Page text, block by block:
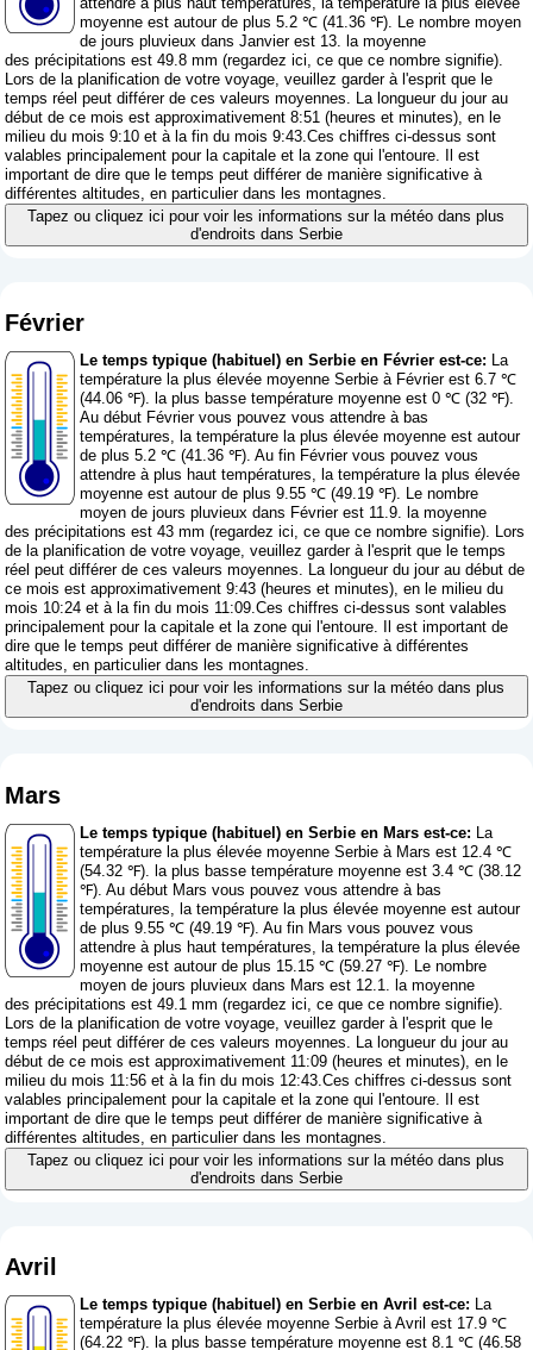
moyenne est autour de plus 5.2 ℃ (41.36 ℉). Le nombre moyen
de jours pluvieux dans Janvier est 13. la moyenne
des précipitations est 49.8 mm (regardez ici, ce que ce nombre signifie).
Lors de la planification de votre voyage, veuillez garder à l'esprit que le
temps réel peut différer de ces valeurs moyennes. La longueur du jour au
début de ce mois est approximativement 8:51 (heures et minutes), en le
milieu du mois 9:10 et à la fin du mois 9:43.Ces chiffres ci-dessus sont
valables principalement pour la capitale et la zone qui l'entoure. Il est
important de dire que le temps peut différer de manière significative à
différentes altitudes, en particulier dans les montagnes.
Tapez ou cliquez ici pour voir les informations sur la météo dans plus
d'endroits dans Serbie
Février
Le temps typique (habituel) en Serbie en Février est-ce: La
température la plus élevée moyenne Serbie à Février est 6.7 ℃
(44.06 ℉). la plus basse température moyenne est 0 ℃ (32 ℉).
Au début Février vous pouvez vous attendre à bas
températures, la température la plus élevée moyenne est autour
de plus 5.2 ℃ (41.36 ℉). Au fin Février vous pouvez vous
attendre à plus haut températures, la température la plus élevée
moyenne est autour de plus 9.55 ℃ (49.19 ℉). Le nombre
moyen de jours pluvieux dans Février est 11.9. la moyenne
des précipitations est 43 mm (regardez ici, ce que ce nombre signifie). Lors
de la planification de votre voyage, veuillez garder à l'esprit que le temps
réel peut différer de ces valeurs moyennes. La longueur du jour au début de
ce mois est approximativement 9:43 (heures et minutes), en le milieu du
mois 10:24 et à la fin du mois 11:09.Ces chiffres ci-dessus sont valables
principalement pour la capitale et la zone qui l'entoure. Il est important de
dire que le temps peut différer de manière significative à différentes
altitudes, en particulier dans les montagnes.
Tapez ou cliquez ici pour voir les informations sur la météo dans plus
d'endroits dans Serbie
Mars
Le temps typique (habituel) en Serbie en Mars est-ce: La
température la plus élevée moyenne Serbie à Mars est 12.4 ℃
(54.32 ℉). la plus basse température moyenne est 3.4 ℃ (38.12
℉). Au début Mars vous pouvez vous attendre à bas
températures, la température la plus élevée moyenne est autour
de plus 9.55 ℃ (49.19 ℉). Au fin Mars vous pouvez vous
attendre à plus haut températures, la température la plus élevée
moyenne est autour de plus 15.15 ℃ (59.27 ℉). Le nombre
moyen de jours pluvieux dans Mars est 12.1. la moyenne
des précipitations est 49.1 mm (regardez ici, ce que ce nombre signifie).
Lors de la planification de votre voyage, veuillez garder à l'esprit que le
temps réel peut différer de ces valeurs moyennes. La longueur du jour au
début de ce mois est approximativement 11:09 (heures et minutes), en le
milieu du mois 11:56 et à la fin du mois 12:43.Ces chiffres ci-dessus sont
valables principalement pour la capitale et la zone qui l'entoure. Il est
important de dire que le temps peut différer de manière significative à
différentes altitudes, en particulier dans les montagnes.
Tapez ou cliquez ici pour voir les informations sur la météo dans plus
d'endroits dans Serbie
Avril
Le temps typique (habituel) en Serbie en Avril est-ce: La
température la plus élevée moyenne Serbie à Avril est 17.9 ℃
(64.22 ℉). la plus basse température moyenne est 8.1 ℃ (46.58